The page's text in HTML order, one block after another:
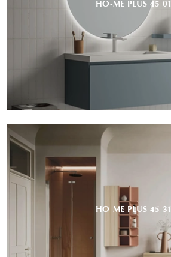
HO-ME PLUS 45 01
HO-ME PLUS 45 31